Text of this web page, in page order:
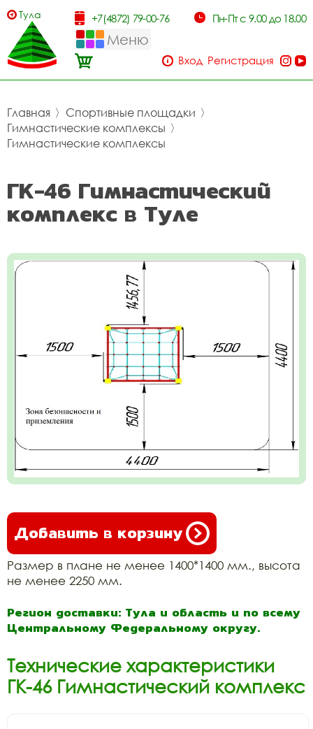
Тула +7(4872) 79-00-76 Пн-Пт с 9.00 до 18.00
Меню
Вход Регистрация
Главная 〉 Спортивные площадки 〉
Гимнастические комплексы 〉
Гимнастические комплексы
ГК-46 Гимнастический
комплекс в Туле
Добавить в корзину
Размер в плане не менее 1400*1400 мм., высота
не менее 2250 мм.
Регион доставки: Тула и область и по всему
Центральному Федеральному округу.
Технические характеристики
ГК-46 Гимнастический комплекс